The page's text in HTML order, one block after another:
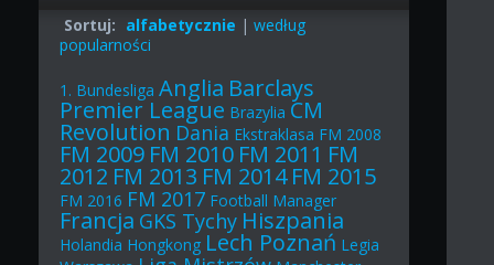
Sortuj: alfabetycznie |według
popularności
1. Bundesliga Anglia Barclays
Premier League Brazylia CM
Revolution Dania Ekstraklasa FM 2008
FM 2009 FM 2010 FM 2011 FM
2012 FM 2013 FM 2014 FM 2015
FM 2016 FM 2017 Football Manager
Francja GKS Tychy Hiszpania
Holandia Hongkong Lech Poznań Legia